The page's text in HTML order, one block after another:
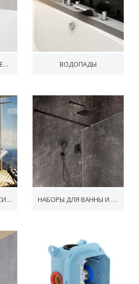
НАПОЛЬНЫЙ СМЕСИТЕЛЬ ДЛЯ ВАННЫ ВОДОПАДЫ
ДВОЙНЫЕ ДУШЕВЫЕ СИСТЕМЫ НАБОРЫ ДЛЯ ВАННЫ И ДУШЕВЫЕ НАБОРЫ